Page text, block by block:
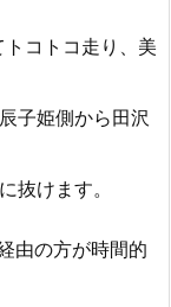
コトコ走り、美
子姫側から田沢
抜けます。
由の方が時間的